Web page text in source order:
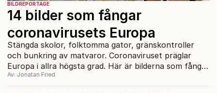
BILDREPORTAGE
14 bilder som fångar
coronavirusets Europa
Stängda skolor, folktomma gator, gränskontroller
och bunkring av matvaror. Coronaviruset präglar
Europa i allra högsta grad. Här är bilderna som fångar
samhällssituationen.
Av: Jonatan Fried